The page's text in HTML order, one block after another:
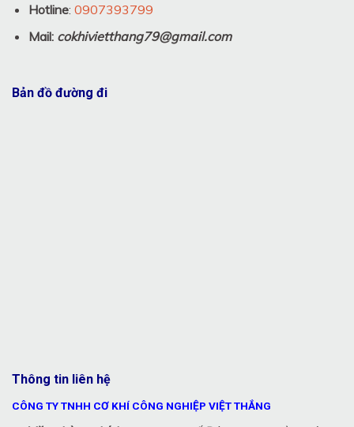
Hotline: 0907393799
Mail: cokhivietthang79@gmail.com
Thông tin liên hệ
CÔNG TY TNHH CƠ KHÍ CÔNG NGHIỆP VIỆT THẮNG
Bản đồ đường đi